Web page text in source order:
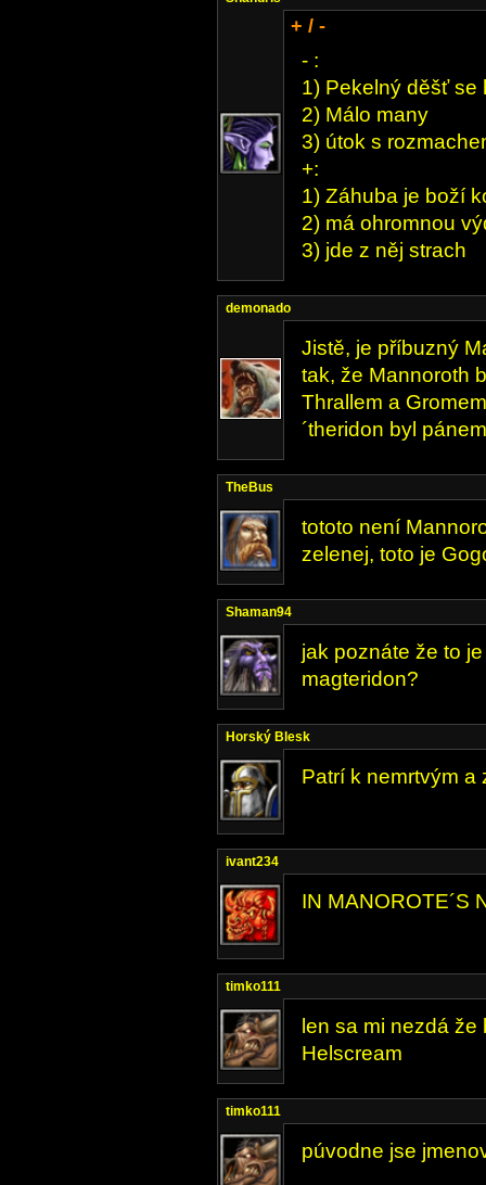
+ / -
- :
1) Pekelný děšť se
2) Málo many
3) útok s
+:
1) Záhuba je boží
2) má ohromnou
3) jde z něj strach
demonado
Jistě, je příbuzný
tak, že Mannoroth
Thrallem a
´theridon byl
TheBus
tototo není
zelenej, toto je
Shaman94
jak poznáte že to
magteridon?
Horský Blesk
Patrí k nemrtvým a
ivant234
IN MANOROTE´S
timko111
len sa mi nezdá
Helscream
timko111
púvodne jse